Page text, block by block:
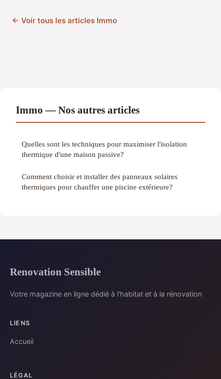
← Voir tous les articles Immo
Immo — Nos autres articles
Quelles sont les techniques pour maximiser l'isolation
thermique d'une maison passive?
Comment choisir et installer des panneaux solaires
thermiques pour chauffer une piscine extérieure?
Renovation Sensible
Votre magazine en ligne dédié à l'habitat et à la rénovation
LIENS
Accueil
LÉGAL